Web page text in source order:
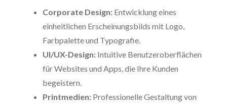
Corporate Design:Entwicklung eines
einheitlichen Erscheinungsbilds mit Logo,
Farbpalette und Typografie.
UI/UX-Design:Intuitive Benutzeroberflächen
für Websites und Apps, die Ihre Kunden
begeistern.
Printmedien:Professionelle Gestaltung von